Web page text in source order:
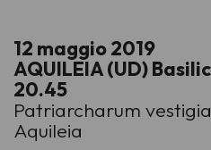
12 maggio 2019
AQUILEIA (UD)
20.45
Patriarcharum
Aquileia